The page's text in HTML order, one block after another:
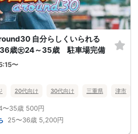
自分らしくいられる
歳㊛24～35歳 駐車場完備
〜
20代向け 30代向け 三重県 津市
〜35歳 500円
25〜36歳 5,200円